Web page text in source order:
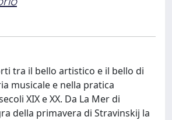
tra il bello artistico e il bello di
musicale e nella pratica
XIX e XX. Da La Mer di
della primavera di Stravinskij la